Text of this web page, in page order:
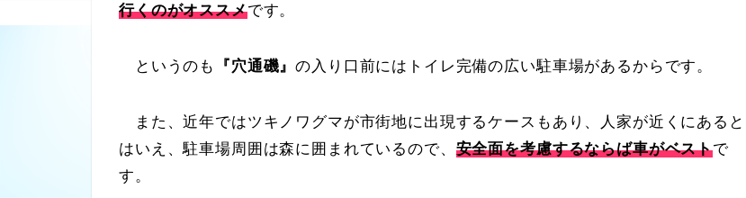
行くのがオススメです。
というのも 『穴通磯』の入り口前にはトイレ完備の広い駐車場があるからです。
また、近年ではツキノワグマが市街地に出現するケースもあり、人家が近くにあると
はいえ、駐車場周囲は森に囲まれているので、 安全面を考慮するならば車がベストで
す。